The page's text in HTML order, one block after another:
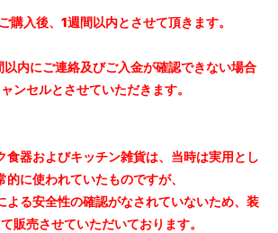
購入後、1週間以内とさせて頂きます。
以内にご連絡及びご入金が確認できない場合
ンセルとさせていただきます。
食器およびキッチン雑貨は、当時は実用とし
的に使われていたものですが、
よる安全性の確認がなされていないため、装
販売させていただいております。